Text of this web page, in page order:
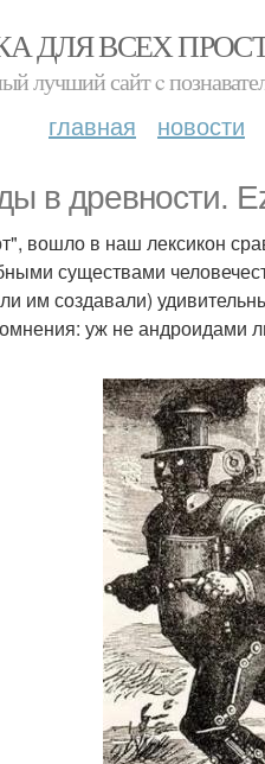
ДЛЯ ВСЕХ
лучший сайт c
главная новости
в древности.
вошло в наш лексикон
существами
им создавали)
уж не андроидами